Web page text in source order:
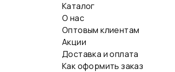
Каталог
О нас
Оптовым клиентам
Акции
Доставка и оплата
Как оформить заказ